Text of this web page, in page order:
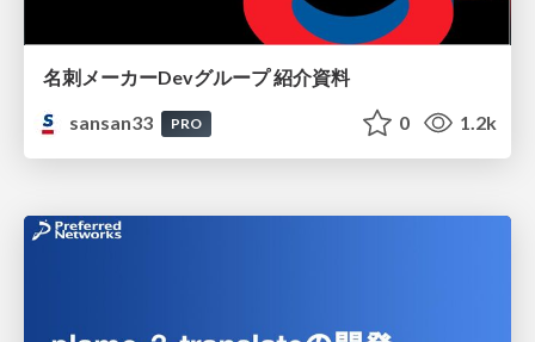
名刺メーカーDevグループ 紹介資料
sansan33
PRO 0 1.2k